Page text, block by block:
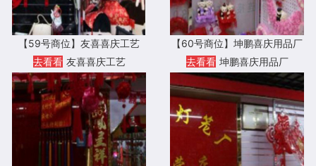
【59号商位】友喜喜庆工艺
去看看 友喜喜庆工艺
【60号商位】坤鹏喜庆用品厂
去看看 坤鹏喜庆用品厂